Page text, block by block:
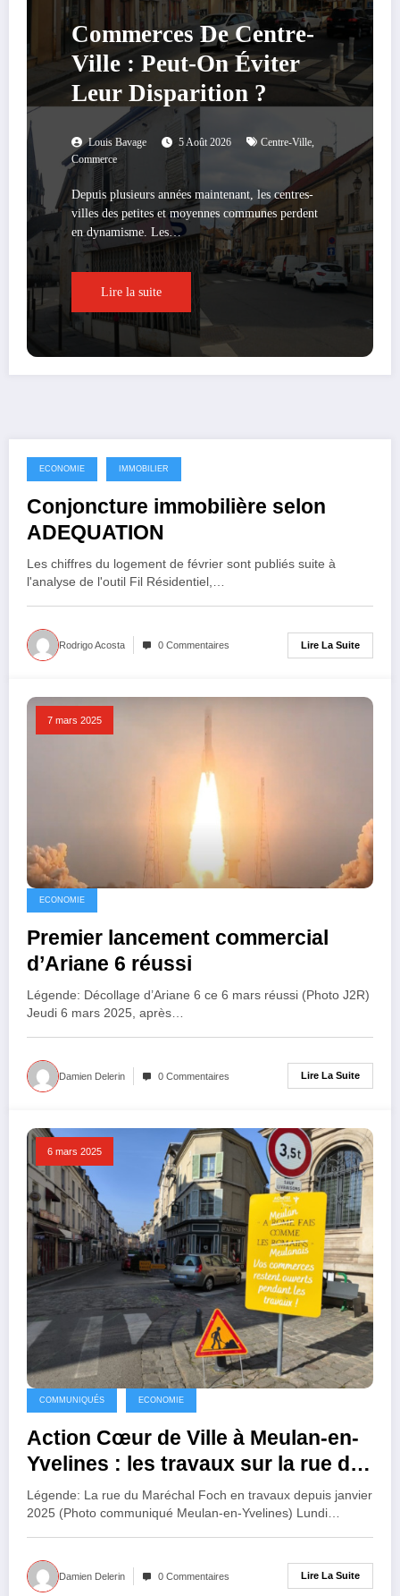
Commerces De Centre-
Ville : Peut-On Éviter
Leur Disparition ?
Louis Bavage 5 Août 2026 Centre-Ville,
Commerce
Depuis plusieurs années maintenant, les centres-
villes des petites et moyennes communes perdent
en dynamisme. Les…
Lire la suite
14 mars 2025
ECONOMIE IMMOBILIER
Conjoncture immobilière selon
ADEQUATION
Les chiffres du logement de février sont publiés suite à
l'analyse de l'outil Fil Résidentiel,…
Rodrigo Acosta 0 Commentaires Lire La Suite
7 mars 2025
ECONOMIE
Premier lancement commercial
d’Ariane 6 réussi
Légende: Décollage d’Ariane 6 ce 6 mars réussi (Photo J2R)
Jeudi 6 mars 2025, après…
Damien Delerin 0 Commentaires Lire La Suite
6 mars 2025
COMMUNIQUÉS ECONOMIE
Action Cœur de Ville à Meulan-en-
Yvelines : les travaux sur la rue du
Maréchal Foch
Légende: La rue du Maréchal Foch en travaux depuis janvier
2025 (Photo communiqué Meulan-en-Yvelines) Lundi…
Damien Delerin 0 Commentaires Lire La Suite